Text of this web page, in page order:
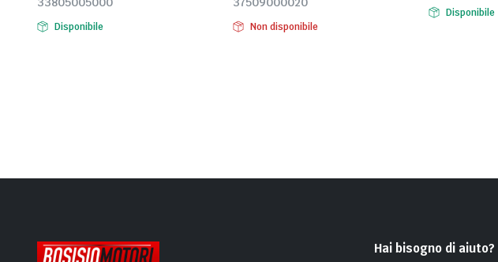
Disponibile Non disponibile
Disponibile
Hai bisogno di aiuto?